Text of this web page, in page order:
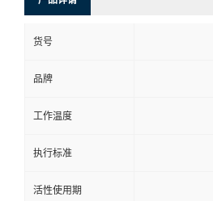
货号
品牌
工作温度
执行标准
活性使用期